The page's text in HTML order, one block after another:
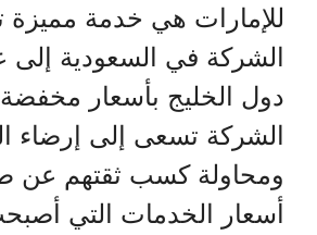
للإمارات هي خدمة مميزة
الشركة في السعودية إلى
دول الخليج بأسعار
الشركة تسعى إلى إرضاء
ومحاولة كسب ثقتهم عن
أسعار الخدمات التي